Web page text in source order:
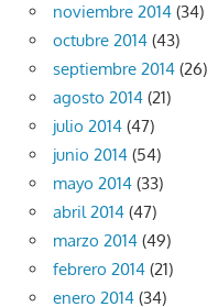
noviembre 2014 (34)
octubre 2014 (43)
septiembre 2014 (26)
agosto 2014 (21)
julio 2014 (47)
junio 2014 (54)
mayo 2014 (33)
abril 2014 (47)
marzo 2014 (49)
febrero 2014 (21)
enero 2014 (34)